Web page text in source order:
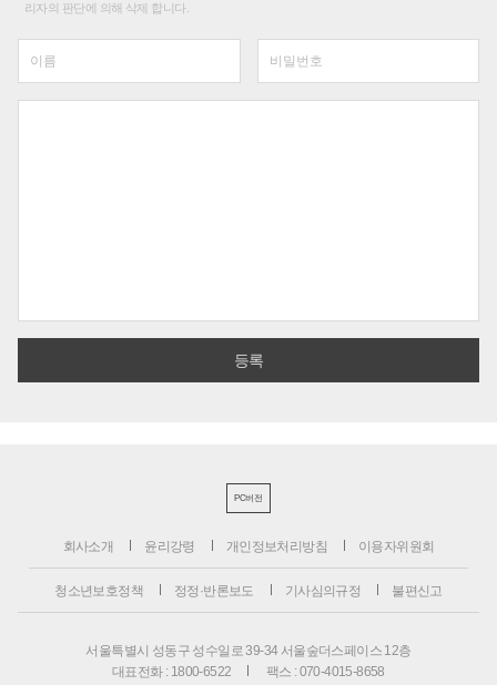
리자의 판단에 의해 삭제 합니다.
PC버전
회사소개 윤리강령 개인정보처리방침 이용자위원회
청소년보호정책 정정·반론보도 기사심의규정 불편신고
서울특별시 성동구 성수일로 39-34 서울숲더스페이스 12층
대표전화 : 1800-6522
팩스 : 070-4015-8658